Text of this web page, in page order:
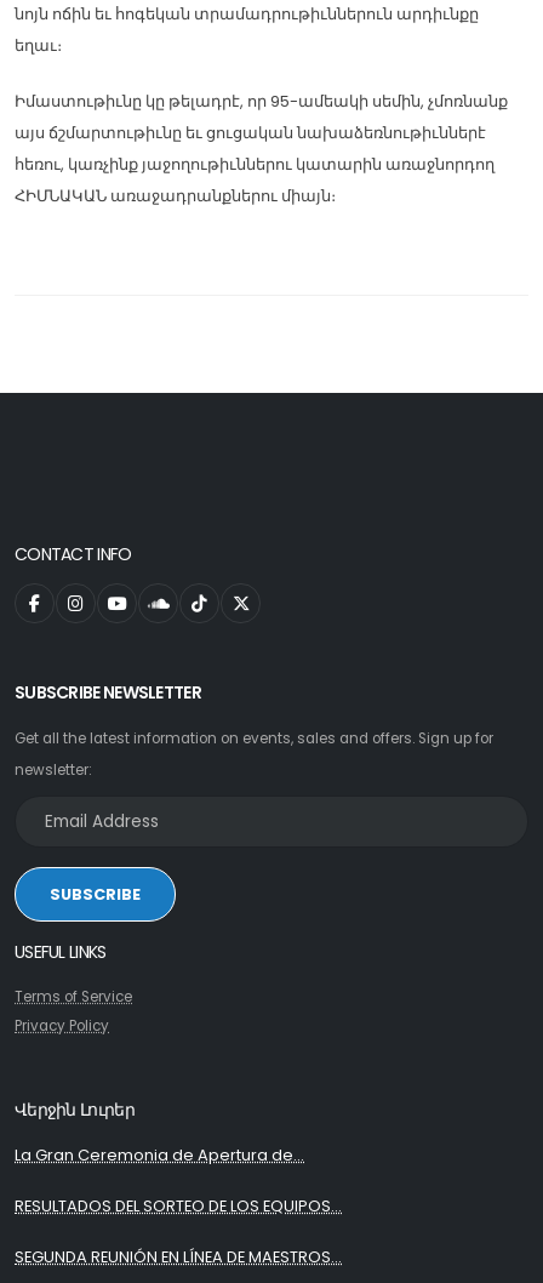
նոյն ոճին եւ հոգեկան տրամադրութիւններուն արդիւնքը
եղաւ։
Իմաստութիւնը կը թելադրէ, որ 95-ամեակի սեմին, չմոռնանք
այս ճշմարտութիւնը եւ ցուցական նախաձեռնութիւններէ
հեռու, կառչինք յաջողութիւններու կատարին առաջնորդող
ՀԻՄՆԱԿԱՆ առաջադրանքներու միայն։
CONTACT INFO
SUBSCRIBE NEWSLETTER
Get all the latest information on events, sales and offers. Sign up for
newsletter:
SUBSCRIBE
USEFUL LINKS
Terms of Service
Privacy Policy
Վերջին Լուրեր
La Gran Ceremonia de Apertura de...
RESULTADOS DEL SORTEO DE LOS EQUIPOS...
SEGUNDA REUNIÓN EN LÍNEA DE MAESTROS...